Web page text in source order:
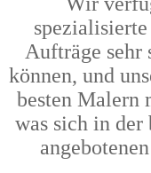
Aufträge sehr
können, und
besten Malern
was sich in der